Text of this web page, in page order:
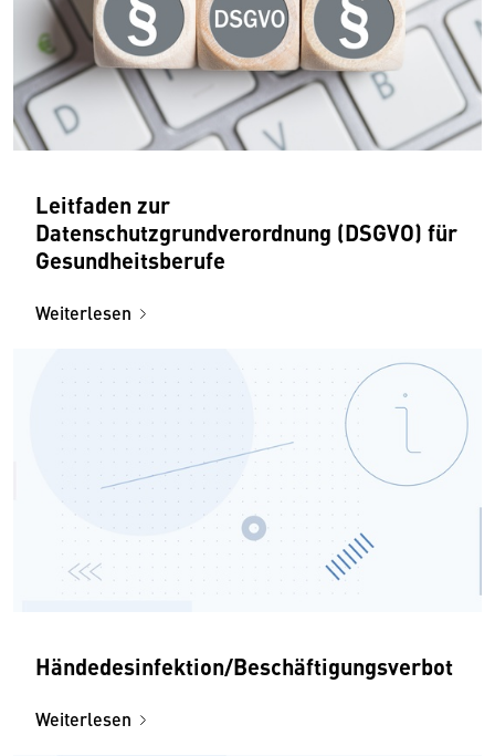
Leitfaden zur
Datenschutzgrundverordnung (DSGVO) für
Gesundheitsberufe
Weiterlesen
Händedesinfektion/Beschäftigungsverbot
Weiterlesen